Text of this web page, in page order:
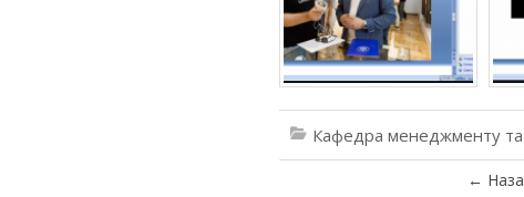
Кафедра менеджменту та
←